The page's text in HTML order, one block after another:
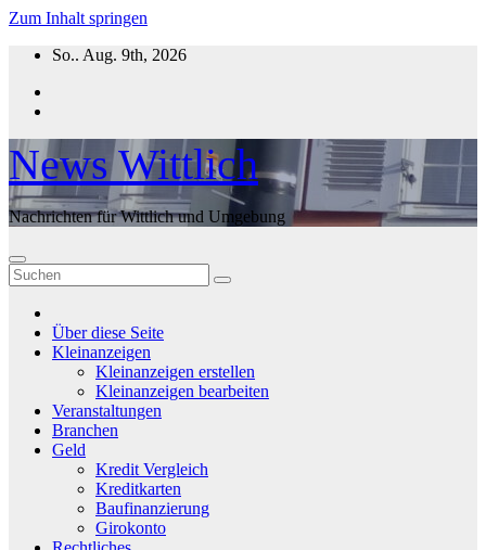
Zum Inhalt springen
So.. Aug. 9th, 2026
News Wittlich
Nachrichten für Wittlich und Umgebung
Über diese Seite
Kleinanzeigen
Kleinanzeigen erstellen
Kleinanzeigen bearbeiten
Veranstaltungen
Branchen
Geld
Kredit Vergleich
Kreditkarten
Baufinanzierung
Girokonto